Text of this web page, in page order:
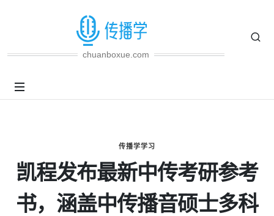
chuanboxue.com
传播学学习
凯程发布最新中传考研参考
书，涵盖中传播音硕士多科